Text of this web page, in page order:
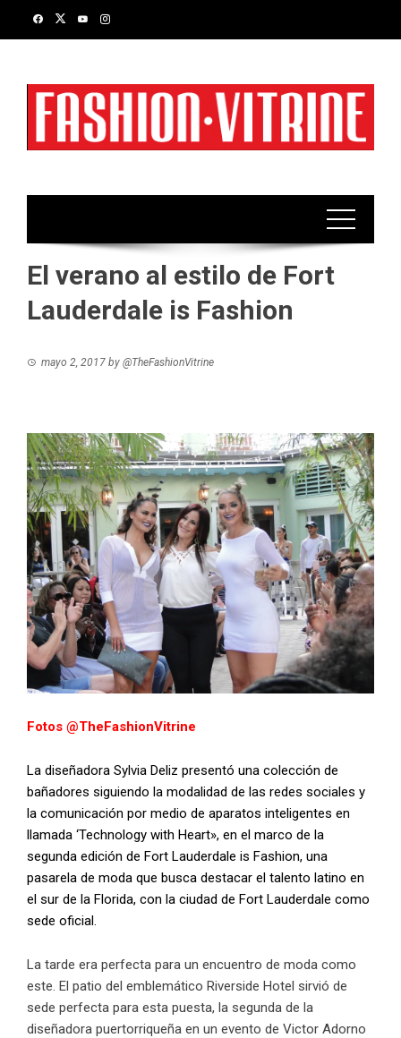
El verano al estilo de Fort
Lauderdale is Fashion
mayo 2, 2017 by @TheFashionVitrine
Fotos @TheFashionVitrine
La diseñadora Sylvia Deliz presentó una colección de
bañadores siguiendo la modalidad de las redes sociales y
la comunicación por medio de aparatos inteligentes en
llamada ‘Technology with Heart», en el marco de la
segunda edición de Fort Lauderdale is Fashion, una
pasarela de moda que busca destacar el talento latino en
el sur de la Florida, con la ciudad de Fort Lauderdale como
sede oficial.
La tarde era perfecta para un encuentro de moda como
este. El patio del emblemático Riverside Hotel sirvió de
sede perfecta para esta puesta, la segunda de la
diseñadora puertorriqueña en un evento de Victor Adorno